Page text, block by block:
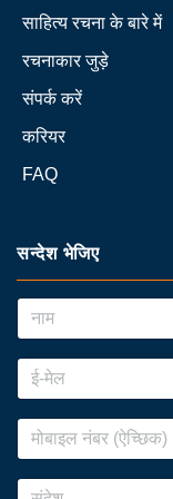
साहित्य रचना के बारे में
रचनाकार जुड़े
संपर्क करें
करियर
FAQ
सन्देश भेजिए